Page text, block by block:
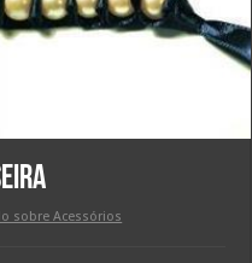
sobre Acessórios